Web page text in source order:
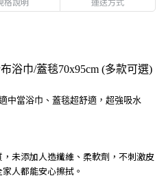
浴巾/蓋毯70x95cm (多款可選)
中當浴巾、蓋毯超舒適，超強吸水
未添加人造纖維、柔軟劑，不刺激皮
人都能安心擦拭。